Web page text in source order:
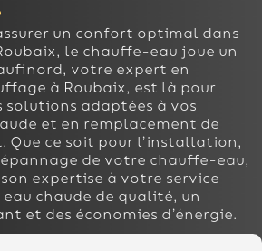
un confort optimal dans
le chauffe-eau joue un
votre expert en
à Roubaix, est là pour
solutions adaptées à vos
et en remplacement de
Que ce soit pour l’installation,
de votre chauffe-eau,
expertise à votre service
chaude de qualité, un
et des économies d’énergie.